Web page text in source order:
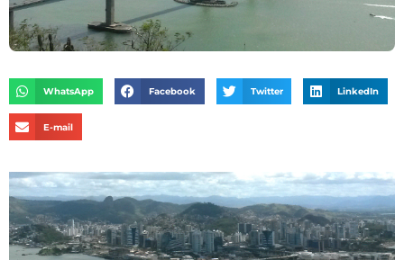
WhatsApp Facebook Twitter LinkedIn
E-mail